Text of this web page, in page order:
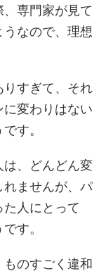
専門家が見て
なので、理想
すぎて、それ
変わりはない
す。
、どんどん変
ませんが、パ
人にとって
す。
のすごく違和